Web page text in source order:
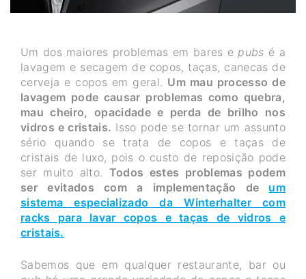
Um dos maiores problemas em bares epubs é a
lavagem e secagem de copos, taças, canecas de
cerveja e copos em geral. Um mau processo de
lavagem pode causar problemas como quebra,
mau cheiro, opacidade e perda de brilho nos
vidros e cristais. Isso pode se tornar um assunto
sério quando se trata de copos e taças de
cristais de luxo, pois o custo de reposição pode
ser muito alto. Todos estes problemas podem
ser evitados com a implementação de um
sistema especializado da Winterhalter com
racks para lavar copos e taças de vidros e
cristais.
Sabemos que em qualquer restaurante, bar ou